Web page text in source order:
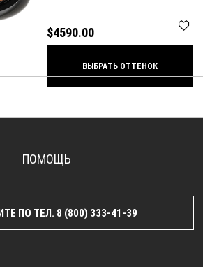
$4590.00
ВЫБРАТЬ ОТТЕНОК
ПОМОЩЬ
ПО ТЕЛ. 8 (800) 333-41-39